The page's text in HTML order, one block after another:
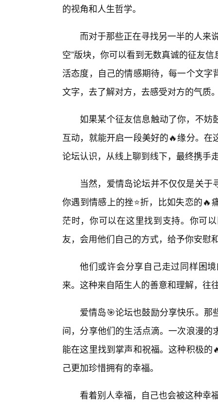
的视角和人生哲学。
而对于那些正在寻找另一半的人来
空”版块，你可以看到无数真诚的征友
活态度，自己的情感期待，每一个文
文字，去了解对方，去感受对方的气质
如果某个征友信息触动了你，不妨
互动，就能开启一段美好的🔥缘分。
论坛认识，从线上聊到线下，最终携手
当然，爱情岛论坛并不仅仅是关
你遇到情感上的挫⭐折，比如失恋的
茫时，你可以在这里找到支持。你可
友，会用他们自己的方式，给予你安慰
他们或许会分享自己走过同样困
来。这种来自陌生人的善意和理解，往
爱情岛🎯论坛也鼓励分享快乐。
间，分享他们的生活点滴。一次浪漫
能在这里找到掌声和祝福。这种积极
己更加珍惜拥有的幸福。
看着别人幸福，自己也会被这种幸